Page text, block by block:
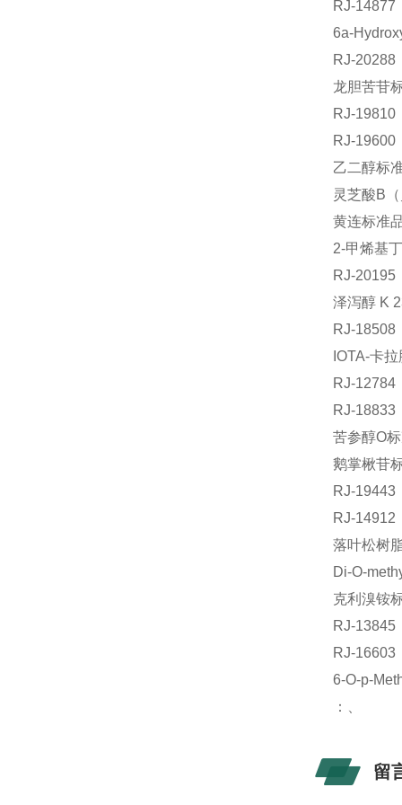
RJ-
6a-
RJ-
龙胆苦苷
RJ-
RJ-
乙二醇标
灵芝酸B
黄连标
2-甲烯基
RJ-
泽泻醇 K
RJ-
IOTA-卡
RJ-
RJ-
苦参醇O
鹅掌楸苷
RJ-
RJ-
落叶松树
Di-O-
克利溴铵
RJ-
RJ-
6-O-p-
：、
留